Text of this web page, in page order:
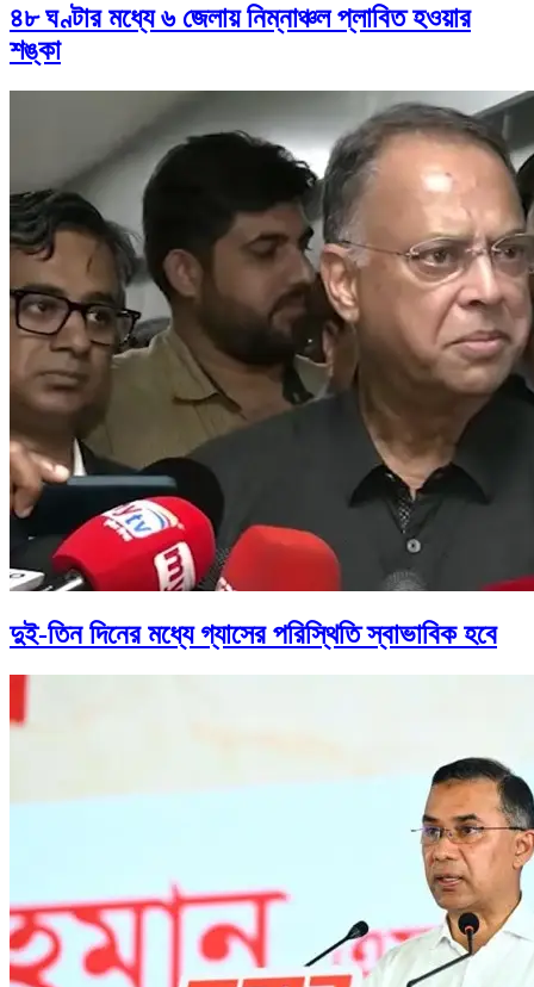
৪৮ ঘণ্টার মধ্যে ৬ জেলায় নিম্নাঞ্চল প্লাবিত হওয়ার
শঙ্কা
দুই-তিন দিনের মধ্যে গ্যাসের পরিস্থিতি স্বাভাবিক হবে